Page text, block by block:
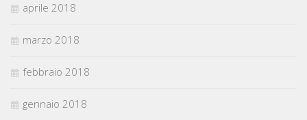
aprile 2018
marzo 2018
febbraio 2018
gennaio 2018